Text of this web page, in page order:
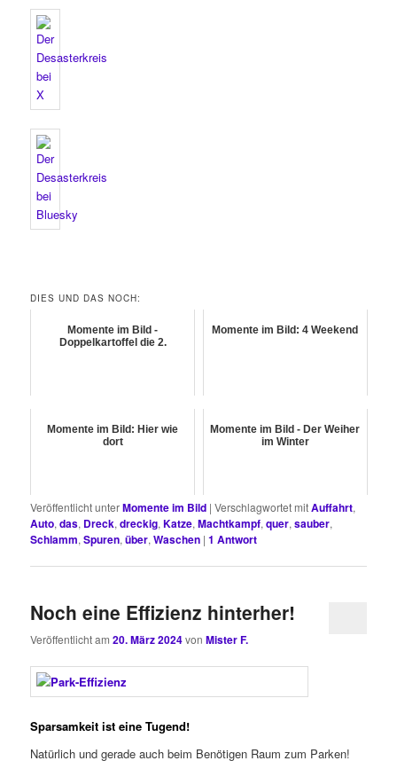
DIES UND DAS NOCH:
Momente im Bild -
Doppelkartoffel die 2.
Momente im Bild: 4 Weekend
Momente im Bild: Hier wie
dort
Momente im Bild - Der Weiher
im Winter
Veröffentlicht unterMomente im Bild |Verschlagwortet mitAuffahrt,
Auto,das, Dreck,dreckig,Katze,Machtkampf,quer,sauber,
Schlamm,Spuren,über,Waschen |1 Antwort
Noch eine Effizienz hinterher!
Veröffentlicht am20. März 2024vonMister F.
Sparsamkeit ist eine Tugend!
Natürlich und gerade auch beim Benötigen Raum zum Parken!